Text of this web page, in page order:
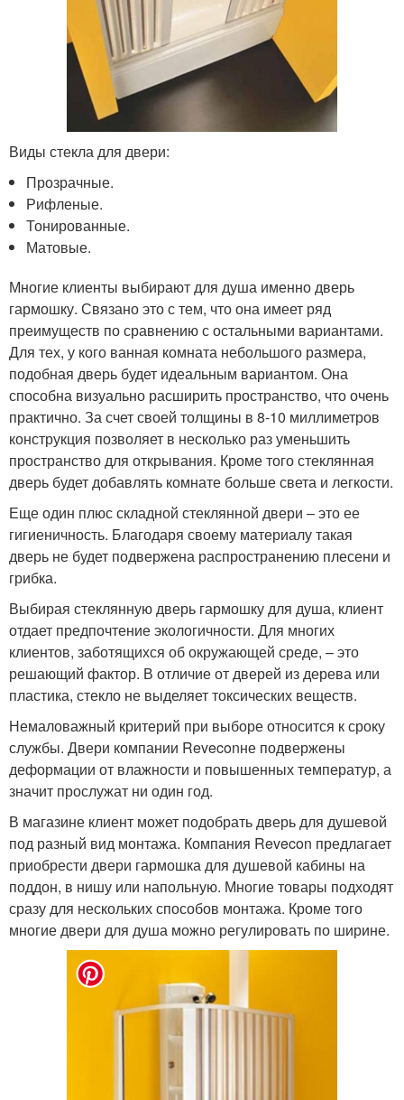
Виды стекла для двери:
Прозрачные.
Рифленые.
Тонированные.
Матовые.
Многие клиенты выбирают для душа именно дверь
гармошку. Связано это с тем, что она имеет ряд
преимуществ по сравнению с остальными вариантами.
Для тех, у кого ванная комната небольшого размера,
подобная дверь будет идеальным вариантом. Она
способна визуально расширить пространство, что очень
практично. За счет своей толщины в 8-10 миллиметров
конструкция позволяет в несколько раз уменьшить
пространство для открывания. Кроме того стеклянная
дверь будет добавлять комнате больше света и легкости.
Еще один плюс складной стеклянной двери – это ее
гигиеничность. Благодаря своему материалу такая
дверь не будет подвержена распространению плесени и
грибка.
Выбирая стеклянную дверь гармошку для душа, клиент
отдает предпочтение экологичности. Для многих
клиентов, заботящихся об окружающей среде, – это
решающий фактор. В отличие от дверей из дерева или
пластика, стекло не выделяет токсических веществ.
Немаловажный критерий при выборе относится к сроку
службы. Двери компании Reveconне подвержены
деформации от влажности и повышенных температур, а
значит прослужат ни один год.
В магазине клиент может подобрать дверь для душевой
под разный вид монтажа. Компания Revecon предлагает
приобрести двери гармошка для душевой кабины на
поддон, в нишу или напольную. Многие товары подходят
сразу для нескольких способов монтажа. Кроме того
многие двери для душа можно регулировать по ширине.